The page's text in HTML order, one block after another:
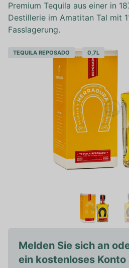
Premium Tequila aus einer in
Destillerie im Amatitan Tal mit
Fasslagerung.
TEQUILA REPOSADO 0,7L
Melden Sie sich an
ein kostenloses Konto